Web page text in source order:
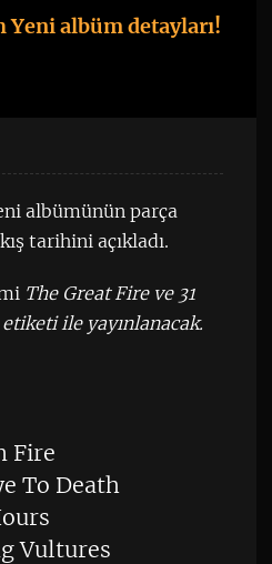
albüm detayları!
albümünün parça
tarihini açıkladı.
The Great Fire ve 31
ile yayınlanacak.
Fire
To Death
Vultures